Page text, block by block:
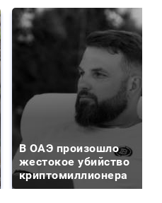
В ОАЭ произошло
жестокое убийство
криптомиллионера